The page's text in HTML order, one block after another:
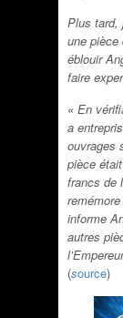
Plus
une pièce
éblouir
faire
« En
a
ouvrages
pièce
francs de
informe
autres
(source)